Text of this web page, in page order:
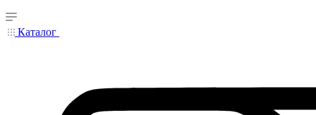
Каталог